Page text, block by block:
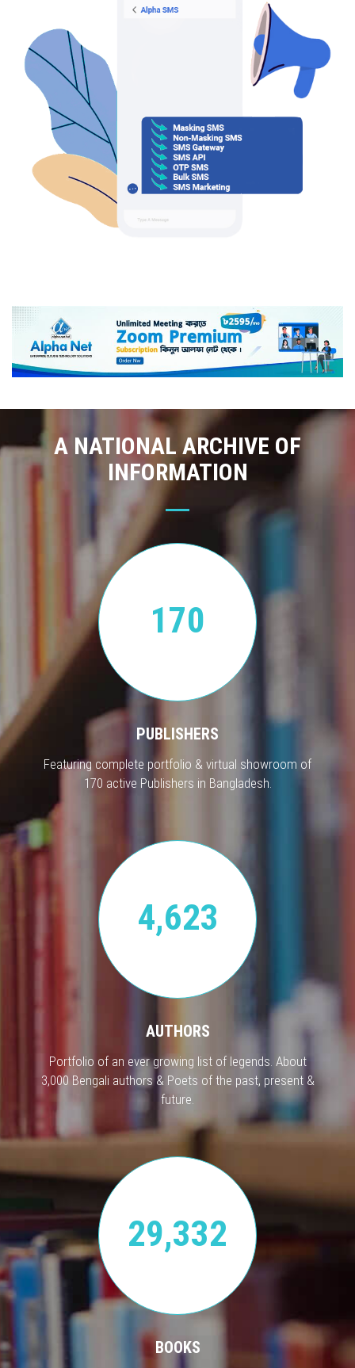
A NATIONAL ARCHIVE OF
INFORMATION
170
PUBLISHERS
Featuring complete portfolio & virtual showroom of
170 active Publishers in Bangladesh.
4,623
AUTHORS
Portfolio of an ever growing list of legends. About
3,000 Bengali authors & Poets of the past, present &
future.
29,332
BOOKS